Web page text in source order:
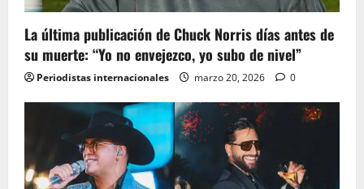
La última publicación de Chuck Norris días antes de
su muerte: “Yo no envejezco, yo subo de nivel”
Periodistas internacionales marzo 20, 2026 0